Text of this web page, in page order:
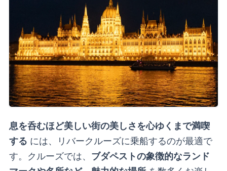
息を呑むほど美しい街の美しさを心ゆくまで満喫
する には、リバークルーズに乗船するのが最適で
す。クルーズでは、 ブダペストの象徴的なランド